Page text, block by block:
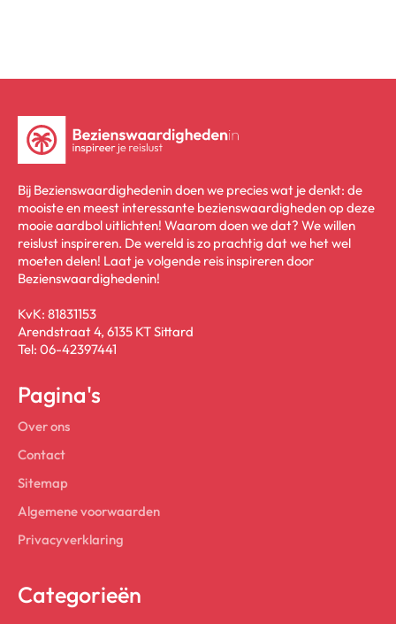
Bij Bezienswaardighedenin doen we precies wat je denkt: de
mooiste en meest interessante bezienswaardigheden op deze
mooie aardbol uitlichten! Waarom doen we dat? We willen
reislust inspireren. De wereld is zo prachtig dat we het wel
moeten delen! Laat je volgende reis inspireren door
Bezienswaardighedenin!
KvK: 81831153
Arendstraat 4, 6135 KT Sittard
Tel: 06-42397441
Pagina's
Over ons
Contact
Sitemap
Algemene voorwaarden
Privacyverklaring
Categorieën